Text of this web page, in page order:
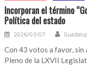
Incorporan el término
Política del estado
2026/03/07
Con 43 votos a favor, sin
Pleno de la LXVII